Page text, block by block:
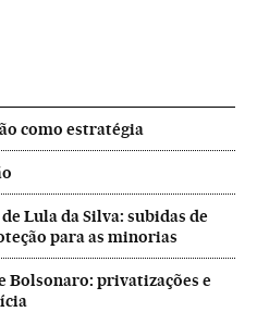
como estratégia
Lula da Silva: subidas de
para as minorias
Bolsonaro: privatizações e